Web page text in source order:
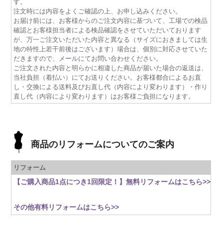
す。
注文時には内容をよくご確認の上、お申し込みください。
お届け前には、お客様からのご注文内容に基づいて、工場での検品
確認とお客様担当者による検品確認をさせていただいております
が、万一ご注文いただいた内容と異なる（サイズにおきましては生
地の特性上若干前後はございます）場合は、個別に対応させていた
だきますので、
メールにてお問い合わせください。
ご注文された内容と明らかに相違した商品が届いた場合の返送は、
当社負担（着払い）にてお送りください。お客様都合によるお直
し・交換による送料及びお直し代（内容により変わります）・作り
直し代（内容により変わります）はお客様ご負担になります。
商品のリフォームについてのご案内
リフォーム
【ご購入商品1点につき1回限定！】無料リフォームはこちら>>
その他有料リフォームはこちら>>